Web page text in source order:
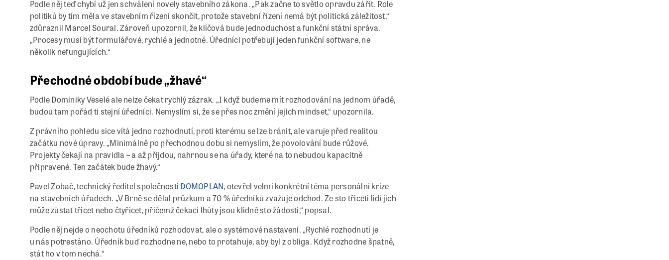
Podle něj teď chybí už jen schválení novely stavebního zákona. „Pak začne to světlo opravdu zářit. Role
politiků by tím měla ve stavebním řízení skončit, protože stavební řízení nemá být politická záležitost,“
zdůraznil Marcel Soural. Zároveň upozornil, že klíčová bude jednoduchost a funkční státní správa.
„Procesy musí být formulářové, rychlé a jednotné. Úředníci potřebují jeden funkční software, ne
několik nefungujících.“
Přechodné období bude „žhavé“
Podle Dominiky Veselé ale nelze čekat rychlý zázrak. „I když budeme mít rozhodování na jednom úřadě,
budou tam pořád ti stejní úředníci. Nemyslím si, že se přes noc změní jejich mindset,“ upozornila.
Z právního pohledu sice vítá jedno rozhodnutí, proti kterému se lze bránit, ale varuje před realitou
začátku nové úpravy. „Minimálně po přechodnou dobu si nemyslím, že povolování bude růžové.
Projekty čekají na pravidla – a až přijdou, nahrnou se na úřady, které na to nebudou kapacitně
připravené. Ten začátek bude žhavý.“
Pavel Zobač, technický ředitel společnosti DOMOPLAN, otevřel velmi konkrétní téma personální krize
na stavebních úřadech. „V Brně se dělal průzkum a 70 % úředníků zvažuje odchod. Ze sto třiceti lidí jich
může zůstat třicet nebo čtyřicet, přičemž čekací lhůty jsou klidně sto žádostí,“ popsal.
Podle něj nejde o neochotu úředníků rozhodovat, ale o systémové nastavení. „Rychlé rozhodnutí je
u nás potrestáno. Úředník buď rozhodne ne, nebo to protahuje, aby byl z obliga. Když rozhodne špatně,
stát ho v tom nechá.“